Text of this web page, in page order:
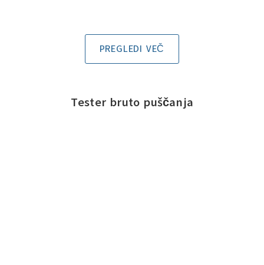
PREGLEDI VEČ
Tester bruto puščanja